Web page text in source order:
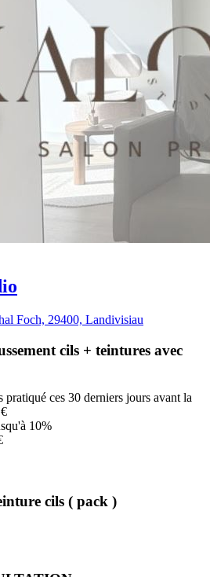
Foch, 29400, Landivisiau
cils + teintures avec
pratiqué ces 30 derniers jours avant la
10%
cils ( pack )